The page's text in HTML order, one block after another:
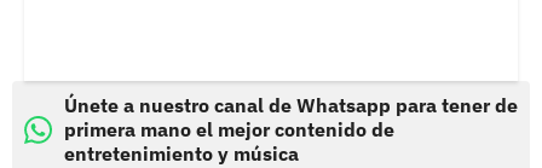
Únete a nuestro canal de Whatsapp para tener de
primera mano el mejor contenido de
entretenimiento y música